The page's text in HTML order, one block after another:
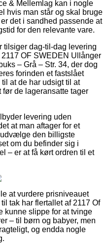
& Mellemlag kan i nogle
hvis man står og skal bruge
det i sandhed passende at
for den relevante vare.
tilsiger dag-til-dag levering
OF SWEDEN Ullånger
– Grå – Str. 34, der dog
forinden et fastslået
at de har udsigt til at
før de lageransatte tager
levering uden
at man aftager for et
den billigste
om du befinder sig i
– er at få kørt ordren til et
at vurdere prisniveauet
tak har flertallet af 2117 Of
kunne slippe for at tvinge
– til børn og babyer, men
og endda nogle